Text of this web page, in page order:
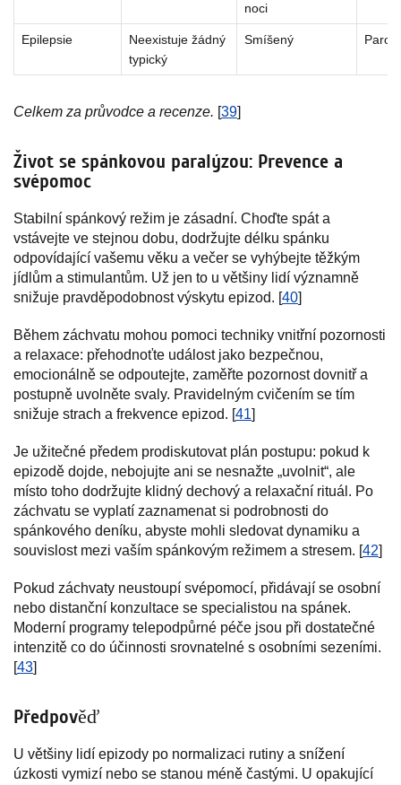
noci
Epilepsie
Neexistuje žádný
typický
Smíšený
Celkem za průvodce a recenze. [39]
Život se spánkovou paralýzou: Prevence a
svépomoc
Stabilní spánkový režim je zásadní. Choďte spát a
vstávejte ve stejnou dobu, dodržujte délku spánku
odpovídající vašemu věku a večer se vyhýbejte těžkým
jídlům a stimulantům. Už jen to u většiny lidí významně
snižuje pravděpodobnost výskytu epizod. [40]
Během záchvatu mohou pomoci techniky vnitřní pozornosti
a relaxace: přehodnoťte událost jako bezpečnou,
emocionálně se odpoutejte, zaměřte pozornost dovnitř a
postupně uvolněte svaly. Pravidelným cvičením se tím
snižuje strach a frekvence epizod. [41]
Je užitečné předem prodiskutovat plán postupu: pokud k
epizodě dojde, nebojujte ani se nesnažte „uvolnit“, ale
místo toho dodržujte klidný dechový a relaxační rituál. Po
záchvatu se vyplatí zaznamenat si podrobnosti do
spánkového deníku, abyste mohli sledovat dynamiku a
souvislost mezi vaším spánkovým režimem a stresem. [42]
Pokud záchvaty neustoupí svépomocí, přidávají se osobní
nebo distanční konzultace se specialistou na spánek.
Moderní programy telepodpůrné péče jsou při dostatečné
intenzitě co do účinnosti srovnatelné s osobními sezeními.
[43]
Předpověď
U většiny lidí epizody po normalizaci rutiny a snížení
úzkosti vymizí nebo se stanou méně častými. U opakující